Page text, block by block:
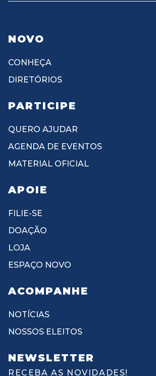
NOVO
CONHEÇA
DIRETÓRIOS
PARTICIPE
QUERO AJUDAR
AGENDA DE EVENTOS
MATERIAL OFICIAL
APOIE
FILIE-SE
DOAÇÃO
LOJA
ESPAÇO NOVO
ACOMPANHE
NOTÍCIAS
NOSSOS ELEITOS
NEWSLETTER
RECEBA AS NOVIDADES!